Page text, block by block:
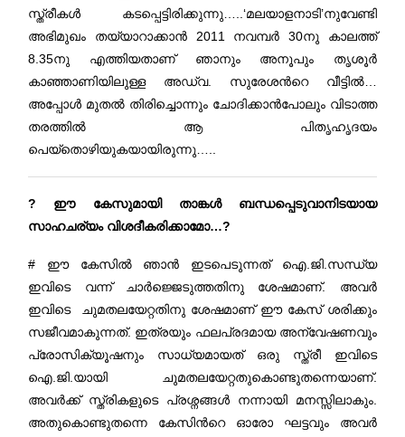
സ്ത്രീകൾ കടപ്പെട്ടിരിക്കുന്നു…..‘മലയാളനാടി’നുവേണ്ടി
അഭിമുഖം തയ്യാറാക്കാൻ 2011 നവമ്പർ 30നു കാലത്ത്
8.35നു എത്തിയതാണ് ഞാനും അനൂപും തൃശൂർ
കാഞ്ഞാണിയിലുള്ള അഡ്വ. സുരേശന്‍റെ വീട്ടിൽ…
അപ്പോൾ മുതൽ തിരിച്ചൊന്നും ചോദിക്കാൻപോലും വിടാത്ത
തരത്തിൽ ആ പിതൃഹൃദയം
പെയ്തൊഴിയുകയായിരുന്നു…..
? ഈ കേസുമായി താങ്കൾ ബന്ധപ്പെടുവാനിടയായ
സാഹചര്യം വിശദീകരിക്കാമോ…?
# ഈ കേസിൽ ഞാൻ ഇടപെടുന്നത് ഐ.ജി.സന്ധ്യ
ഇവിടെ വന്ന് ചാർജ്ജെടുത്തതിനു ശേഷമാണ്. അവർ
ഇവിടെ ചുമതലയേറ്റതിനു ശേഷമാണ് ഈ കേസ് ശരിക്കും
സജീവമാകുന്നത്. ഇത്രയും ഫലപ്രദമായ അന്വേഷണവും
പ്രോസിക്യൂഷനും സാധ്യമായത് ഒരു സ്ത്രീ ഇവിടെ
ഐ.ജി.യായി ചുമതലയേറ്റതുകൊണ്ടുതന്നെയാണ്.
അവർക്ക് സ്ത്രികളുടെ പ്രശ്നങ്ങൾ നന്നായി മനസ്സിലാകും.
അതുകൊണ്ടുതന്നെ കേസിന്‍റെ ഓരോ ഘട്ടവും അവർ